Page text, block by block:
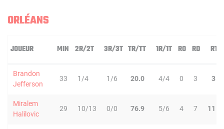
ORLÉANS
JOUEUR MIN 2R/2T 3R/3T TR/TT 1R/1T RO RD RT
Brandon
Jefferson
33 1/4 1/6 20.0 4/4 0 3 3
Miralem
Halilovic
29 10/13 0/0 76.9 5/6 4 7 11